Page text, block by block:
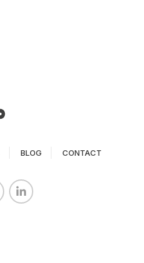
BLOG CONTACT